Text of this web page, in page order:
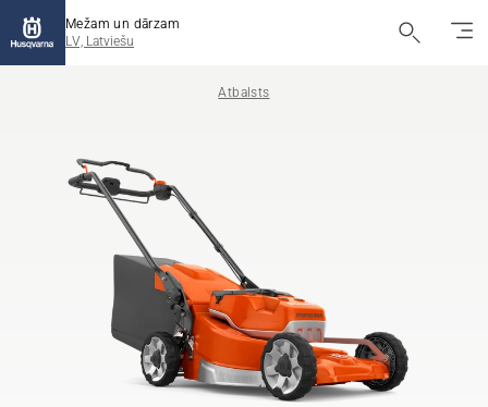
Mežam un dārzam
LV, Latviešu
Atbalsts